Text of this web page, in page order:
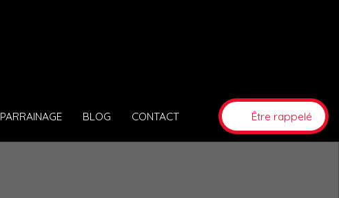
PARRAINAGE BLOG CONTACT Être rappelé